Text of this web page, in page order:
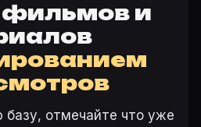
фильмов и
базу, отмечайте что уже